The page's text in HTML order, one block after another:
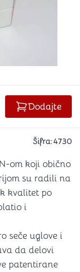
UGAO GLEDANJA
Dodajte
Šifra:4730
om koji obično
su radili na
kvalitet po
i
seče uglove i
da delovi
patentirane